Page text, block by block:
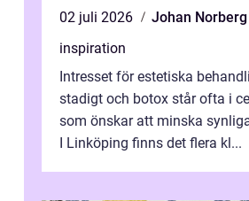
02 juli 2026
Johan Norberg
inspiration
Intresset för estetiska
stadigt och botox står ofta i
som önskar att minska
I Linköping finns det flera kl...